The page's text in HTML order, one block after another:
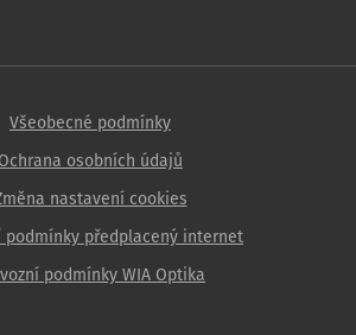
Všeobecné podmínky
Ochrana osobních údajů
nastavení cookies
podmínky předplacený internet
podmínky WIA Optika